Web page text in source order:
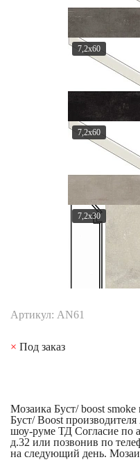
7,2x60
7,2x60
7,2x30
Артикул: AN61
× Под заказ
Мозаика Буст/ boost
Буст/ Boost
шоу-руме ТД Согласие по
д.32 или позвонив по
на следующий день.